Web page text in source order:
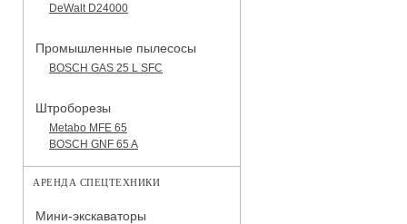
DeWalt D24000
Промышленные пылесосы
BOSCH GAS 25 L SFC
Штроборезы
Metabo MFE 65
BOSCH GNF 65 A
АРЕНДА СПЕЦТЕХНИКИ
Мини-экскаваторы